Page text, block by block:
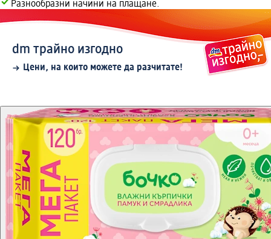
Разнообразни начини на плащане.
dm трайно изгодно
Цени, на които можете да разчитате!